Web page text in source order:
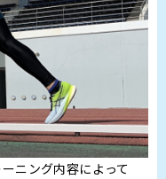
ニング内容によって